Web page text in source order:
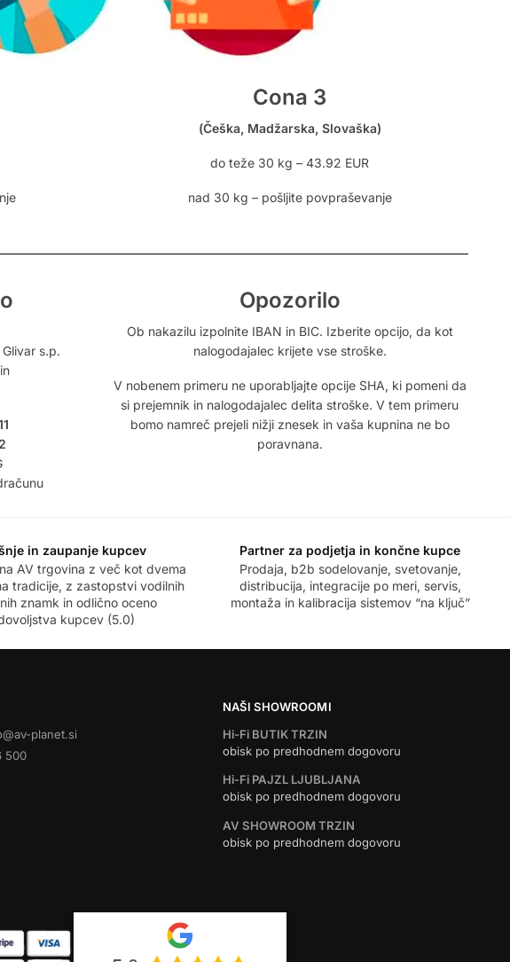
Cona 3
(Češka, Madžarska, Slovaška)
do teže 30 kg – 43.92 EUR
nad 30 kg – pošljite povpraševanje
s.p.
Opozorilo
Ob nakazilu izpolnite IBAN in BIC. Izberite opcijo, da kot
nalogodajalec krijete vse stroške.
V nobenem primeru ne uporabljajte opcije SHA, ki pomeni da
si prejemnik in nalogodajalec delita stroške. V tem primeru
bomo namreč prejeli nižji znesek in vaša kupnina ne bo
poravnana.
in zaupanje kupcev
AV trgovina z več kot dvema
tradicije, z zastopstvi vodilnih
znamk in odlično oceno
kupcev (5.0)
Partner za podjetja in končne kupce
Prodaja, b2b sodelovanje, svetovanje,
distribucija, integracije po meri, servis,
montaža in kalibracija sistemov “na ključ”
planet.si
500
NAŠI SHOWROOMI
Hi-Fi BUTIK TRZIN
obisk po predhodnem dogovoru
Hi-Fi PAJZL LJUBLJANA
obisk po predhodnem dogovoru
AV SHOWROOM TRZIN
obisk po predhodnem dogovoru